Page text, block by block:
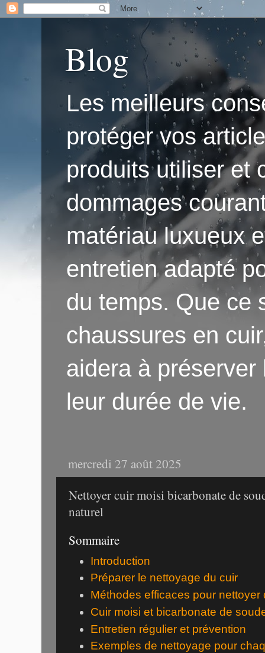
Blog
Les meilleurs
protéger vos
produits utiliser et
dommages
matériau luxueux
entretien adapté
du temps. Que ce
chaussures en
aidera à
leur durée de vie.
mercredi 27 août 2025
Nettoyer cuir moisi bicarbonate de
naturel
Sommaire
Introduction
Préparer le nettoyage du cuir
Méthodes efficaces pour nettoyer
Cuir moisi et bicarbonate de
Entretien régulier et prévention
Exemples de nettoyage pour